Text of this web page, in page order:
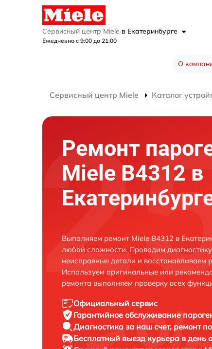
Сервисный центр Miele в Екатеринбурге
Ежедневно с 9:00 до 21:00
О
Сервисный центр Miele Каталог
Ремонт
Miele B4312 в
Выполняем ремонт Miele B4312 в
любой сложности. Проводим
неисправные детали и восстанавливаем
Используем оригинальные или
ремонта выполняем проверку всех
Официальный сервис
Гарантийное обслуживание
Диагностика за наш счет, ремонт
Бесплатный выезд курьера в день